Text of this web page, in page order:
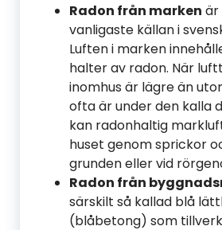
Radon från marken är
vanligaste källan i
Luften i marken
halter av radon. När
inomhus är lägre än
ofta är under den kalla
kan radonhaltig
huset genom sprickor
grunden eller vid
Radon från
särskilt så kallad blå
(blåbetong) som